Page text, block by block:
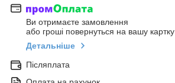
Ви отримаєте замовлення
або гроші повернуться на вашу картку
Детальніше
Післяплата